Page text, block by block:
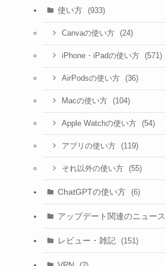
使い方 (933)
Canvaの使い方 (24)
iPhone・iPadの使い方 (571)
AirPodsの使い方 (36)
Macの使い方 (104)
Apple Watchの使い方 (54)
アプリの使い方 (119)
それ以外の使い方 (55)
ChatGPTの使い方 (6)
アップデート関連のニュース
レビュー・雑記 (151)